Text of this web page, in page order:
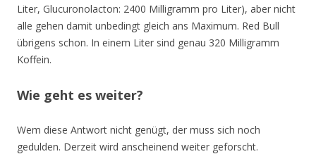
Liter, Glucuronolacton: 2400 Milligramm pro Liter), aber nicht
alle gehen damit unbedingt gleich ans Maximum. Red Bull
übrigens schon. In einem Liter sind genau 320 Milligramm
Koffein.
Wie geht es weiter?
Wem diese Antwort nicht genügt, der muss sich noch
gedulden. Derzeit wird anscheinend weiter geforscht.